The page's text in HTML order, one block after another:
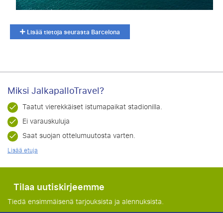
Lisää tietoja seurasta Barcelona
Miksi JalkapalloTravel?
Taatut vierekkäiset istumapaikat stadionilla.
Ei varauskuluja
Saat suojan ottelumuutosta varten.
Lisää etuja
Tilaa uutiskirjeemme
Tiedä ensimmäisenä tarjouksista ja alennuksista.